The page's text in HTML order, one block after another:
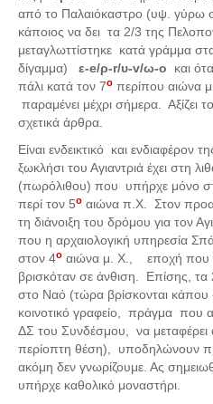
Οπτικοακουστικά
Φωτορεπορτάζ
Δημοτικά Τραγούδια
Videos
Albums Φωτογραφιών
Παλιές Φωτογραφίες του 1930
Πετρόκτιστα Σπίτια - Εκκλησίες
Πανοραμικές φωτογραφίες
Σύνδεσμοι
από το Παλαιόκαστρο (υψ. γύρω
κάποιος να δει τα 2/3 της
μεταγλωττίστηκε κατά γράμμα
δίγαμμα) ε-e/ρ-r/υ-v/ω-o και
πάλι κατά τον 7ο περίπου αιώνα
παραμένει μέχρι σήμερα. Αξίζει
σχετικά άρθρα.
Είναι ενδεικτικό και
ξωκλήσι του Αγιαντριά έχει στη
(πωρόλιθου) που υπήρχε μόνο
περί τον 5ο αιώνα π.Χ. Στον
τη διάνοιξη του δρόμου για τον
που η αρχαιολογική υπηρεσία
στον 4ο αιώνα μ. Χ., εποχή που
βρισκόταν σε άνθιση. Επίσης,
στο Ναό (τώρα βρίσκονται κάπου
κοινοτικό γραφείο, πράγμα που
ΔΣ του Συνδέσμου, να μεταφέρει
περίοπτη θέση), υποδηλώνουν
ακόμη δεν γνωρίζουμε. Ας
υπήρχε καθολικό μοναστήρι.